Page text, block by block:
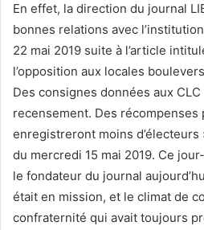
En effet, la direction du journal
bonnes relations avec
22 mai 2019 suite à l’article
l’opposition aux locales
Des consignes données aux
recensement. Des récompenses
enregistreront moins d’électeurs
du mercredi 15 mai 2019. Ce
le fondateur du journal
était en mission, et le climat de
confraternité qui avait toujours